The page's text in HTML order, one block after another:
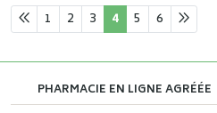
1 2 3 4 5 6
PHARMACIE EN LIGNE AGRÉÉE